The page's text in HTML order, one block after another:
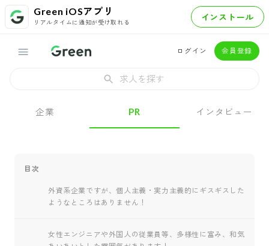
Green iOSアプリ
リアルタイムに通知が受け取れる インストール
ログイン 会員登録
求人を探す
企業 PR インタビュー
目次
外資系企業ですが、個人主義・実力主義的にギスギスした
ようなところはありません！
女性エンジニアや外国人の従業員等、多様性に富み、和気